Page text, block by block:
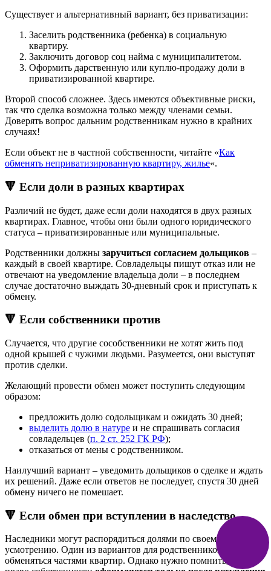
Существует и альтернативный вариант, без приватизации:
Заселить родственника (ребенка) в социальную
квартиру.
Заключить договор соц найма с муниципалитетом.
Оформить дарственную или куплю-продажу доли в
приватизированной квартире.
Второй способ сложнее. Здесь имеются объективные риски,
так что сделка возможна только между членами семьи.
Доверять вопрос дальним родственникам нужно в крайних
случаях!
Если объект не в частной собственности, читайте «Как
обменять неприватизированную квартиру, жилье«.
🔻 Если доли в разных квартирах
Различий не будет, даже если доли находятся в двух разных
квартирах. Главное, чтобы они были одного юридического
статуса – приватизированные или муниципальные.
Родственники должны заручиться согласием дольщиков –
каждый в своей квартире. Совладельцы пишут отказ или не
отвечают на уведомление владельца доли – в последнем
случае достаточно выждать 30-дневный срок и приступать к
обмену.
🔻 Если собственники против
Случается, что другие сособственники не хотят жить под
одной крышей с чужими людьми. Разумеется, они выступят
против сделки.
Желающий провести обмен может поступить следующим
образом:
предложить долю содольщикам и ожидать 30 дней;
выделить долю в натуре и не спрашивать согласия
совладельцев (п. 2 ст. 252 ГК РФ);
отказаться от мены с родственником.
Наилучший вариант – уведомить дольщиков о сделке и ждать
их решений. Даже если ответов не последует, спустя 30 дней
обмену ничего не помешает.
🔻 Если обмен при вступлении в наследство
Наследники могут распорядиться долями по своему
усмотрению. Один из вариантов для родственников –
обменяться частями квартир. Однако нужно помнить, что